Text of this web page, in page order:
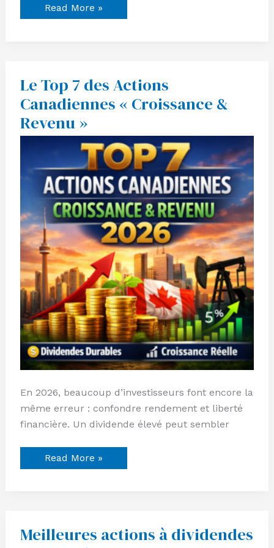
Read More »
Le Top 7 des Actions
Canadiennes « Croissance &
Revenu »
En 2026, beaucoup d’investisseurs font encore la
même erreur : confondre rendement et liberté
financière. Un dividende élevé peut sembler
Le
Top
7
des
Actions
Canadiennes
«
Croissance
Revenu
»
Read More »
Meilleures actions à dividendes
Meilleures
actions